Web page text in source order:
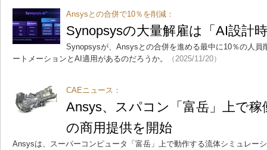
Ansysとの合併で10％を削減：
Synopsysの大量解雇は「AI設計
Synopsysが、Ansysとの合併を進める最中に10％の人員
ートメーションとAI適用があるのだろうか。
（2025/11/20）
CAEニュース：
Ansys、スパコン「富岳」上で
の商用提供を開始
Ansysは、スーパーコンピュータ「富岳」上で動作する流体シミュレー